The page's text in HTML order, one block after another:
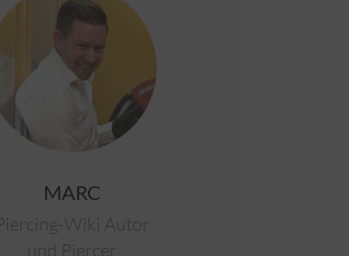
MARC
Wiki Autor
und Piercer